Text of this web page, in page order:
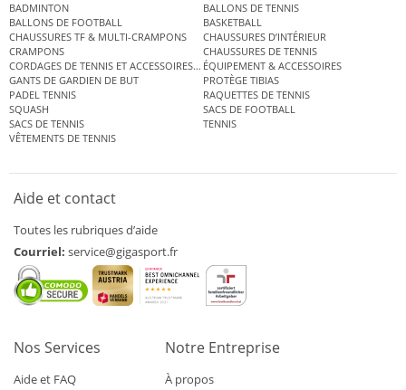
BADMINTON
BALLONS DE TENNIS
BALLONS DE FOOTBALL
BASKETBALL
CHAUSSURES TF & MULTI-CRAMPONS
CHAUSSURES D’INTÉRIEUR
CRAMPONS
CHAUSSURES DE TENNIS
CORDAGES DE TENNIS ET ACCESSOIRES DE TENNISÉQUIPEMENT & ACCESSOIRES
GANTS DE GARDIEN DE BUT
PROTÈGE TIBIAS
PADEL TENNIS
RAQUETTES DE TENNIS
SQUASH
SACS DE FOOTBALL
SACS DE TENNIS
TENNIS
VÊTEMENTS DE TENNIS
Aide et contact
Toutes les rubriques d’aide
Courriel: service@gigasport.fr
Nos Services
Aide et FAQ
Notre Entreprise
À propos